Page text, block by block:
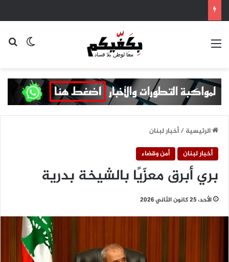
القائمة
الرئيسية/أخبار لبنان
أخبار لبنان
أمن وقضاء
بري أبرق معزّيًا بالشيخة بدرية
الأحد، 25 كانون الثاني 2026